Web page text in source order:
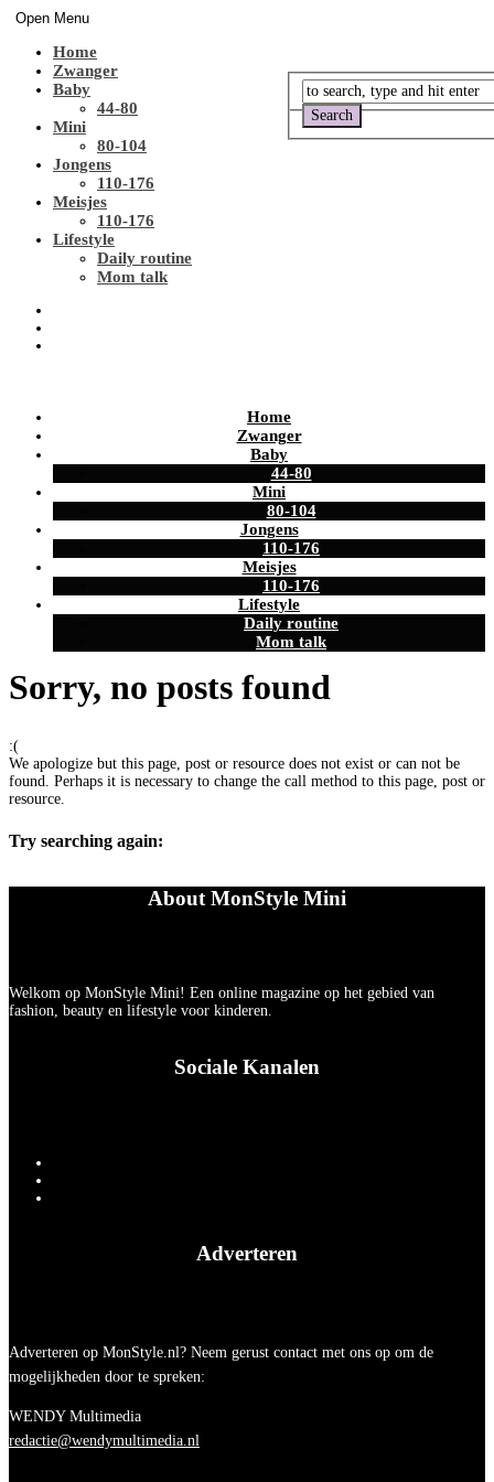
Open Menu
Home
Zwanger
Baby
44-80
Mini
80-104
Jongens
110-176
Meisjes
110-176
Lifestyle
Daily routine
Mom talk
Home
Zwanger
Baby
44-80
Mini
80-104
Jongens
110-176
Meisjes
110-176
Lifestyle
Daily routine
Mom talk
Sorry, no posts found
:(
We apologize but this page, post or resource does not exist or can not be
found. Perhaps it is necessary to change the call method to this page, post or
resource.
Try searching again:
About MonStyle Mini
Welkom op MonStyle Mini! Een online magazine op het gebied van
fashion, beauty en lifestyle voor kinderen.
Sociale Kanalen
Adverteren
Adverteren op MonStyle.nl? Neem gerust contact met ons op om de
mogelijkheden door te spreken:
WENDY Multimedia
redactie@wendymultimedia.nl